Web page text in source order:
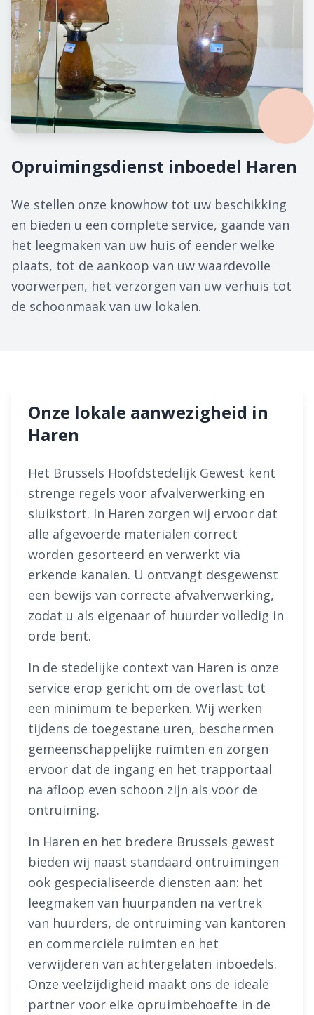
Opruimingsdienst inboedel Haren
We stellen onze knowhow tot uw beschikking
en bieden u een complete service, gaande van
het leegmaken van uw huis of eender welke
plaats, tot de aankoop van uw waardevolle
voorwerpen, het verzorgen van uw verhuis tot
de schoonmaak van uw lokalen.
Onze lokale aanwezigheid in
Haren
Het Brussels Hoofdstedelijk Gewest kent
strenge regels voor afvalverwerking en
sluikstort. In Haren zorgen wij ervoor dat
alle afgevoerde materialen correct
worden gesorteerd en verwerkt via
erkende kanalen. U ontvangt desgewenst
een bewijs van correcte afvalverwerking,
zodat u als eigenaar of huurder volledig in
orde bent.
In de stedelijke context van Haren is onze
service erop gericht om de overlast tot
een minimum te beperken. Wij werken
tijdens de toegestane uren, beschermen
gemeenschappelijke ruimten en zorgen
ervoor dat de ingang en het trapportaal
na afloop even schoon zijn als voor de
ontruiming.
In Haren en het bredere Brussels gewest
bieden wij naast standaard ontruimingen
ook gespecialiseerde diensten aan: het
leegmaken van huurpanden na vertrek
van huurders, de ontruiming van kantoren
en commerciële ruimten en het
verwijderen van achtergelaten inboedels.
Onze veelzijdigheid maakt ons de ideale
partner voor elke opruimbehoefte in de